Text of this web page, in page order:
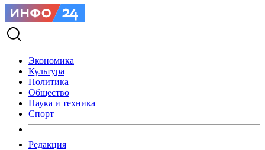
Экономика
Культура
Политика
Общество
Наука и техника
Спорт
Редакция